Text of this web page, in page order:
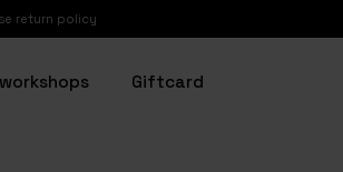
return policy
Giftcard